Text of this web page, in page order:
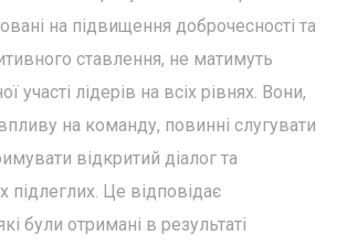
на підвищення доброчесності та
ставлення, не матимуть
участі лідерів на всіх рівнях. Вони,
на команду, повинні слугувати
відкритий діалог та
підлеглих. Це відповідає
були отримані в результаті